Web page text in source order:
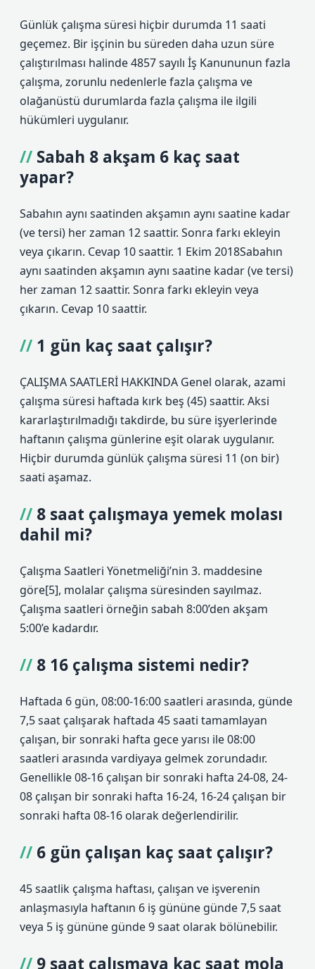
Günlük çalışma süresi hiçbir durumda 11 saati
geçemez. Bir işçinin bu süreden daha uzun süre
çalıştırılması halinde 4857 sayılı İş Kanununun fazla
çalışma, zorunlu nedenlerle fazla çalışma ve
olağanüstü durumlarda fazla çalışma ile ilgili
hükümleri uygulanır.
Sabah 8 akşam 6 kaç saat
yapar?
Sabahın aynı saatinden akşamın aynı saatine kadar
(ve tersi) her zaman 12 saattir. Sonra farkı ekleyin
veya çıkarın. Cevap 10 saattir. 1 Ekim 2018Sabahın
aynı saatinden akşamın aynı saatine kadar (ve tersi)
her zaman 12 saattir. Sonra farkı ekleyin veya
çıkarın. Cevap 10 saattir.
1 gün kaç saat çalışır?
ÇALIŞMA SAATLERİ HAKKINDA Genel olarak, azami
çalışma süresi haftada kırk beş (45) saattir. Aksi
kararlaştırılmadığı takdirde, bu süre işyerlerinde
haftanın çalışma günlerine eşit olarak uygulanır.
Hiçbir durumda günlük çalışma süresi 11 (on bir)
saati aşamaz.
8 saat çalışmaya yemek molası
dahil mi?
Çalışma Saatleri Yönetmeliği’nin 3. maddesine
göre[5], molalar çalışma süresinden sayılmaz.
Çalışma saatleri örneğin sabah 8:00’den akşam
5:00’e kadardır.
8 16 çalışma sistemi nedir?
Haftada 6 gün, 08:00-16:00 saatleri arasında, günde
7,5 saat çalışarak haftada 45 saati tamamlayan
çalışan, bir sonraki hafta gece yarısı ile 08:00
saatleri arasında vardiyaya gelmek zorundadır.
Genellikle 08-16 çalışan bir sonraki hafta 24-08, 24-
08 çalışan bir sonraki hafta 16-24, 16-24 çalışan bir
sonraki hafta 08-16 olarak değerlendirilir.
6 gün çalışan kaç saat çalışır?
45 saatlik çalışma haftası, çalışan ve işverenin
anlaşmasıyla haftanın 6 iş gününe günde 7,5 saat
veya 5 iş gününe günde 9 saat olarak bölünebilir.
9 saat çalışmaya kaç saat mola